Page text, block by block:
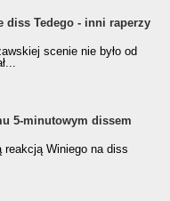
diss Tedego - inni raperzy
scenie nie było od
5-minutowym dissem
reakcją Winiego na diss